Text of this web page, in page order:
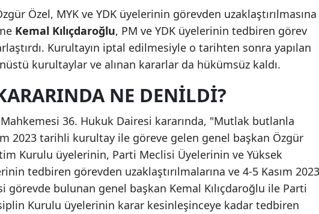
Özel, MYK ve YDK üyelerinin görevden uzaklaştırılmasına
Kemal Kılıçdaroğlu, PM ve YDK üyelerinin tedbiren görev
Kurultayın iptal edilmesiyle o tarihten sonra yapılan
kurultaylar ve alınan kararlar da hükümsüz kaldı.
NE DENİLDİ?
36. Hukuk Dairesi kararında, "Mutlak butlanla
2023 tarihli kurultay ile göreve gelen genel başkan Özgür
Kurulu üyelerinin, Parti Meclisi Üyelerinin ve Yüksek
tedbiren görevden uzaklaştırılmalarına ve 4-5 Kasım 2023
bulunan genel başkan Kemal Kılıçdaroğlu ile Parti
Kurulu üyelerinin karar kesinleşinceye kadar tedbiren